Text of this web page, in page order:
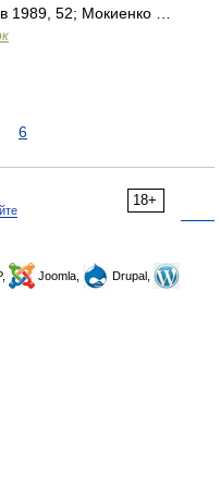
1989, 52; Мокиенко …
6
18+
Joomla,
Drupal,